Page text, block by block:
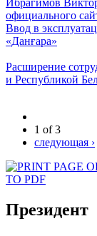
Ибрагимов
официального
Ввод в
«Данғара»
Расширение
и Республикой
1 of 3
следующая ›
TO PDF
Президент